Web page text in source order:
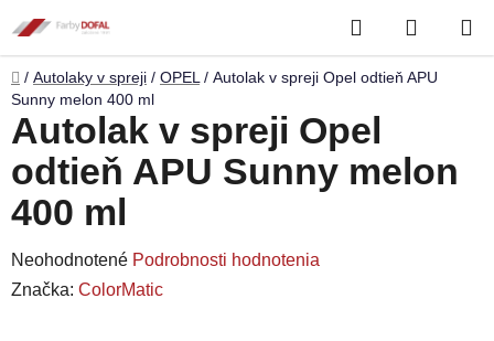
na
obsah
Hľadať
KOŠÍK
Domov
/ Autolaky v spreji / OPEL / Autolak v spreji Opel odtieň APU
Sunny melon 400 ml
Autolak v spreji Opel
odtieň APU Sunny melon
400 ml
Priemerné
hodnotenie
Neohodnotené Podrobnosti hodnotenia
Značka: ColorMatic